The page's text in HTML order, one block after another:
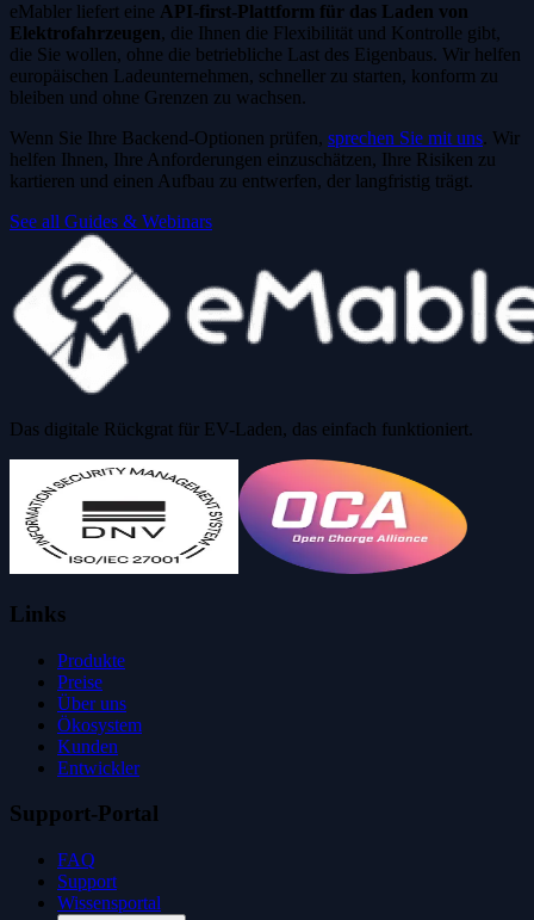
eMabler liefert eine API-first-Plattform für das Laden von
Elektrofahrzeugen, die Ihnen die Flexibilität und Kontrolle gibt,
die Sie wollen, ohne die betriebliche Last des Eigenbaus. Wir helfen
europäischen Ladeunternehmen, schneller zu starten, konform zu
bleiben und ohne Grenzen zu wachsen.
Wenn Sie Ihre Backend-Optionen prüfen, sprechen Sie mit uns. Wir
helfen Ihnen, Ihre Anforderungen einzuschätzen, Ihre Risiken zu
kartieren und einen Aufbau zu entwerfen, der langfristig trägt.
See all Guides & Webinars
Das digitale Rückgrat für EV-Laden, das einfach funktioniert.
Links
Produkte
Preise
Über uns
Ökosystem
Kunden
Entwickler
Support-Portal
FAQ
Support
Wissensportal